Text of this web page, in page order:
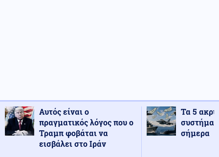
Αυτός είναι ο
πραγματικός λόγος που ο
Τραμπ φοβάται να
εισβάλει στο Ιράν
Τα 5
σήμερα